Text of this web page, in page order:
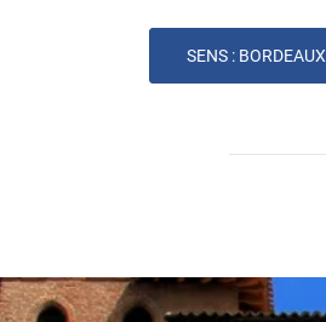
SENS : BORDEAUX